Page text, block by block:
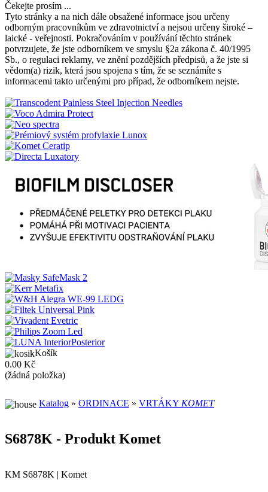
Čekejte prosím ...
Tyto stránky a na nich dále obsažené informace jsou určeny
odborným pracovníkům ve zdravotnictví a nejsou určeny široké –
laické - veřejnosti. Pokračováním v používání těchto stránek
potvrzujete, že jste odborníkem ve smyslu §2a zákona č. 40/1995
Sb., o regulaci reklamy, ve znění pozdějších předpisů, a že jste si
vědom(a) rizik, která jsou spojena s tím, že se seznámíte s
informacemi takto určenými pro případ, že odborníkem nejste.
Košík
0.00 Kč
(žádná položka)
Katalog » ORDINACE » VRTÁKY KOMET
S6878K - Produkt Komet
KM S6878K | Komet